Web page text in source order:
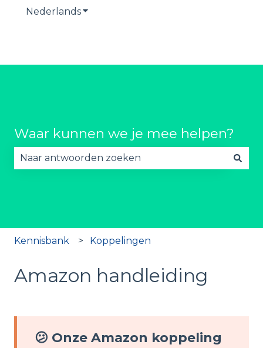
NederlandsSubmenu tonen voor vertalingen
Waar kunnen we je mee helpen?
Kennisbank Koppelingen
Amazon handleiding
😕 Onze Amazon koppeling